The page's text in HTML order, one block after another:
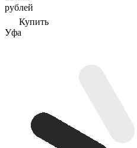
рублей
Купить
Уфа